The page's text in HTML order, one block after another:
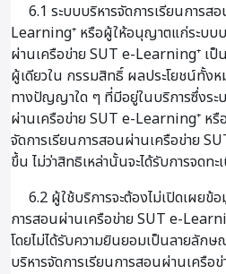
6.1 ระบบบริหารจัดการเรียนการส
Learning⁺ หรือผู้ให้อนุญาตแก่ระบบ
ผ่านเครือข่าย SUT e-Learning⁺ เ
ผู้เดียวใน กรรมสิทธิ์ ผลประโยชน์ทั้ง
ทางปัญญาใด ๆ ที่มีอยู่ในบริการซึ่งระ
ผ่านเครือข่าย SUT e-Learning⁺ ห
จัดการเรียนการสอนผ่านเครือข่าย
ขึ้น ไม่ว่าสิทธิเหล่านั้นจะได้รับการจดทะ
6.2 ผู้ใช้บริการจะต้องไม่เปิดเผยข้
การสอนผ่านเครือข่าย SUT e-
โดยไม่ได้รับความยินยอมเป็นลายลัก
บริหารจัดการเรียนการสอนผ่านเครื